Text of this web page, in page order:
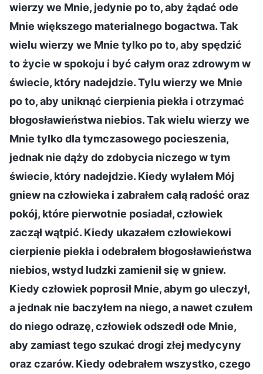
wierzy we Mnie, jedynie po to, aby żądać ode
Mnie większego materialnego bogactwa. Tak
wielu wierzy we Mnie tylko po to, aby spędzić
to życie w spokoju i być całym oraz zdrowym w
świecie, który nadejdzie. Tylu wierzy we Mnie
po to, aby uniknąć cierpienia piekła i otrzymać
błogosławieństwa niebios. Tak wielu wierzy we
Mnie tylko dla tymczasowego pocieszenia,
jednak nie dąży do zdobycia niczego w tym
świecie, który nadejdzie. Kiedy wylałem Mój
gniew na człowieka i zabrałem całą radość oraz
pokój, które pierwotnie posiadał, człowiek
zaczął wątpić. Kiedy ukazałem człowiekowi
cierpienie piekła i odebrałem błogosławieństwa
niebios, wstyd ludzki zamienił się w gniew.
Kiedy człowiek poprosił Mnie, abym go uleczył,
a jednak nie baczyłem na niego, a nawet czułem
do niego odrazę, człowiek odszedł ode Mnie,
aby zamiast tego szukać drogi złej medycyny
oraz czarów. Kiedy odebrałem wszystko, czego